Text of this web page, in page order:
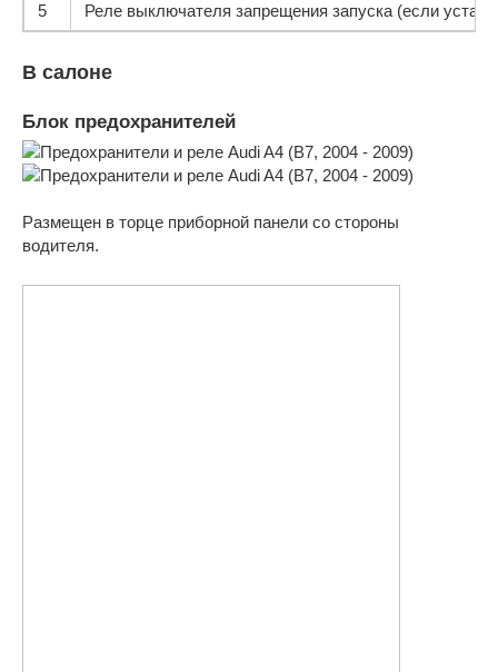
5 Реле выключателя запрещения запуска (если
В салоне
Блок предохранителей
Размещен в торце приборной панели со стороны
водителя.